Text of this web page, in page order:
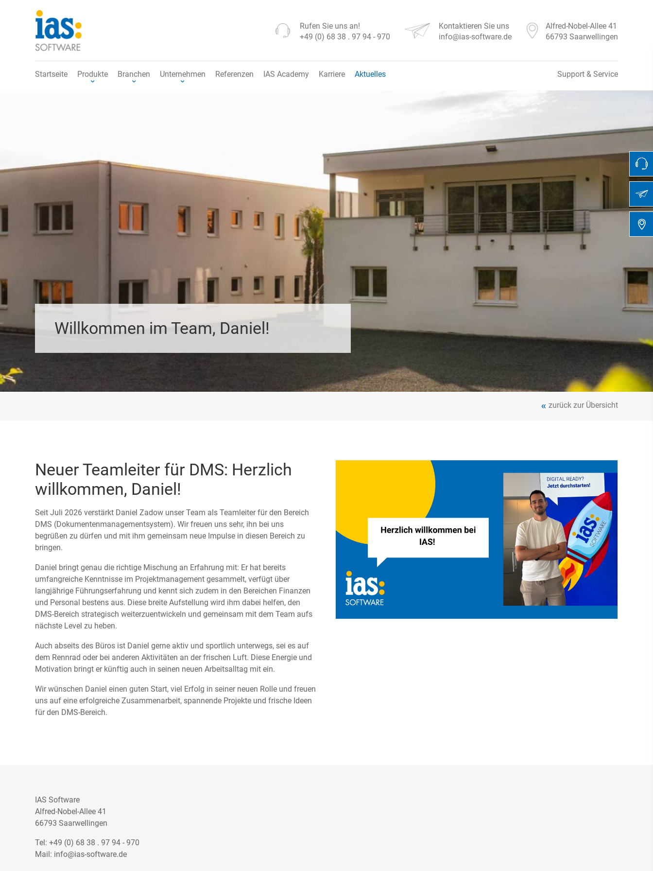
Alfred-Nobel-Allee 41
66793 Saarwellingen
Kontaktieren Sie uns
info@ias-software.de
Rufen Sie uns an!
+49 (0) 68 38 . 97 94 - 970
Startseite Produkte Branchen Unternehmen Referenzen IAS Academy Karriere Aktuelles Support & Service
Willkommen im Team, Daniel!
zurück zur Übersicht
Neuer Teamleiter für DMS: Herzlich
willkommen, Daniel!
Seit Juli 2026 verstärkt Daniel Zadow unser Team als Teamleiter für den Bereich
DMS (Dokumentenmanagementsystem). Wir freuen uns sehr, ihn bei uns
begrüßen zu dürfen und mit ihm gemeinsam neue Impulse in diesen Bereich zu
bringen.
Daniel bringt genau die richtige Mischung an Erfahrung mit: Er hat bereits
umfangreiche Kenntnisse im Projektmanagement gesammelt, verfügt über
langjährige Führungserfahrung und kennt sich zudem in den Bereichen Finanzen
und Personal bestens aus. Diese breite Aufstellung wird ihm dabei helfen, den
DMS-Bereich strategisch weiterzuentwickeln und gemeinsam mit dem Team aufs
nächste Level zu heben.
Auch abseits des Büros ist Daniel gerne aktiv und sportlich unterwegs, sei es auf
dem Rennrad oder bei anderen Aktivitäten an der frischen Luft. Diese Energie und
Motivation bringt er künftig auch in seinen neuen Arbeitsalltag mit ein.
Wir wünschen Daniel einen guten Start, viel Erfolg in seiner neuen Rolle und freuen
uns auf eine erfolgreiche Zusammenarbeit, spannende Projekte und frische Ideen
für den DMS-Bereich.
IAS Software
Alfred-Nobel-Allee 41
66793 Saarwellingen
Tel: +49 (0) 68 38 . 97 94 - 970
Mail: info@ias-software.de